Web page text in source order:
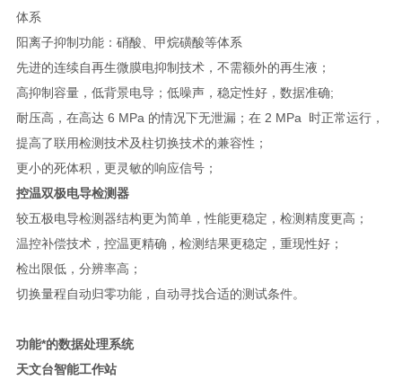
体系
阳离子抑制功能：硝酸、甲烷磺酸等体系
先进的连续自再生微膜电抑制技术，不需额外的再生液；
高抑制容量，低背景电导；低噪声，稳定性好，数据准确;
耐压高，在高达 6 MPa 的情况下无泄漏；在 2 MPa 时正常运行，
提高了联用检测技术及柱切换技术的兼容性；
更小的死体积，更灵敏的响应信号；
控温双极电导检测器
较五极电导检测器结构更为简单，性能更稳定，检测精度更高；
温控补偿技术，控温更精确，检测结果更稳定，重现性好；
检出限低，分辨率高；
切换量程自动归零功能，自动寻找合适的测试条件。
功能*的数据处理系统
天文台智能工作站